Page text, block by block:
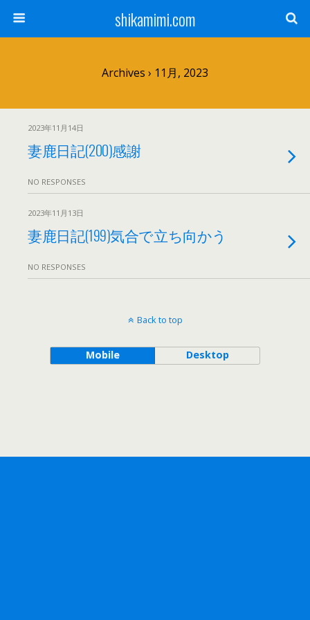
shikamimi.com
Archives › 11月, 2023
2023年11月14日
妻鹿日記(200)感謝
NO RESPONSES
2023年11月13日
妻鹿日記(199)気合で立ち向かう
NO RESPONSES
Back to top
Mobile Desktop